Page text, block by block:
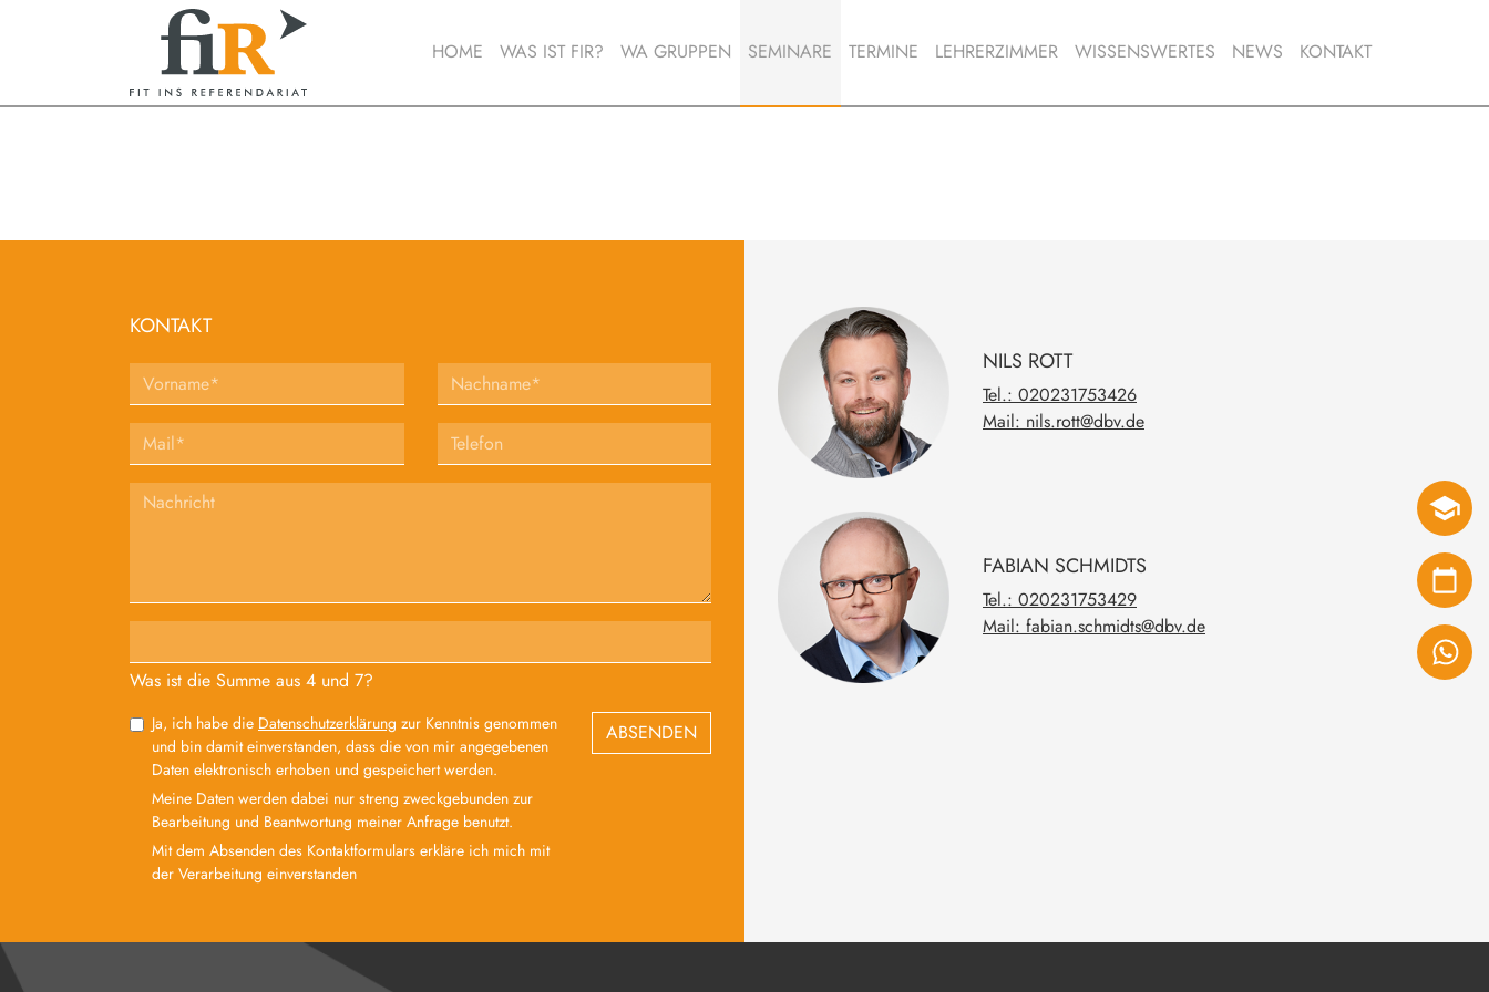
HOME WAS IST FIR? WA GRUPPEN SEMINARE TERMINE LEHRERZIMMER WISSENSWERTES NEWS KONTAKT
KONTAKT
Was ist die Summe aus 4 und 7?
Ja, ich habe die Datenschutzerklärung zur Kenntnis genommen
und bin damit einverstanden, dass die von mir angegebenen
Daten elektronisch erhoben und gespeichert werden.
Meine Daten werden dabei nur streng zweckgebunden zur
Bearbeitung und Beantwortung meiner Anfrage benutzt.
Mit dem Absenden des Kontaktformulars erkläre ich mich mit
der Verarbeitung einverstanden
ABSENDEN
NILS ROTT
Tel.: 020231753426
Mail: nils.rott@dbv.de
FABIAN SCHMIDTS
Tel.: 020231753429
Mail: fabian.schmidts@dbv.de
SEMINARE
TERMINE
TEILEN